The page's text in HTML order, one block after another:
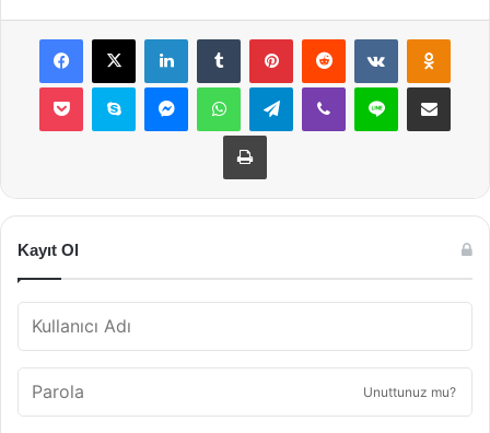
Facebook
X LinkedInTumblr PinterestReddit VKontakte
Pocket Skype MessengerWhatsAppTelegramViber Line E-Posta ile
Yazdır
Kayıt Ol
Unuttunuz mu?